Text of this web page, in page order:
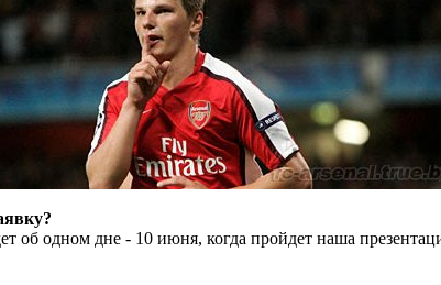
об одном дне - 10 июня, когда пройдет наша